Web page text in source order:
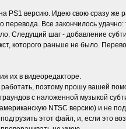
PS1 версию. Идею свою сразу
Все закончилось
Следущий шаг - добавление
которого раньше не было.
их в видеоредакторе.
работать, поэтому прошу вашей
с наложенной музыкой
NTSC версию) и не
этот файл, и, если это